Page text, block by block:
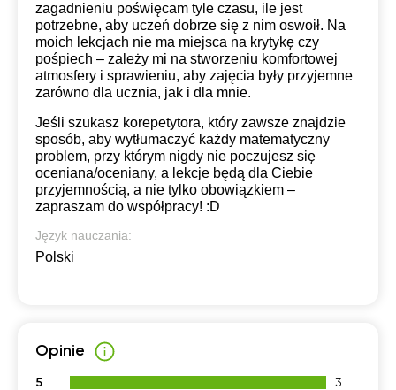
zagadnieniu poświęcam tyle czasu, ile jest
potrzebne, aby uczeń dobrze się z nim oswoił. Na
moich lekcjach nie ma miejsca na krytykę czy
pośpiech – zależy mi na stworzeniu komfortowej
atmosfery i sprawieniu, aby zajęcia były przyjemne
zarówno dla ucznia, jak i dla mnie.
Jeśli szukasz korepetytora, który zawsze znajdzie
sposób, aby wytłumaczyć każdy matematyczny
problem, przy którym nigdy nie poczujesz się
oceniana/oceniany, a lekcje będą dla Ciebie
przyjemnością, a nie tylko obowiązkiem –
zapraszam do współpracy! :D
Język nauczania:
Polski
Opinie
5
3